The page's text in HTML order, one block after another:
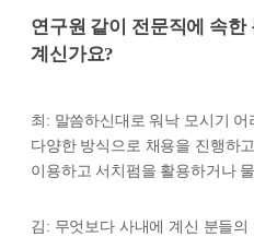
연구원 같이 전문직에 속
계신가요?
최: 말씀하신대로 워낙 모시기
다양한 방식으로 채용을 진행하
이용하고 서치펌을 활용하거나
김: 무엇보다 사내에 계신 분들